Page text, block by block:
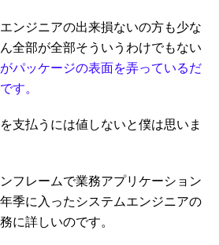
ンジニアの出来損ないの方も少な
全部が全部そういうわけでもない
パッケージの表面を弄っているだ
す。
支払うには値しないと僕は思いま
フレームで業務アプリケーション
季に入ったシステムエンジニアの
に詳しいのです。